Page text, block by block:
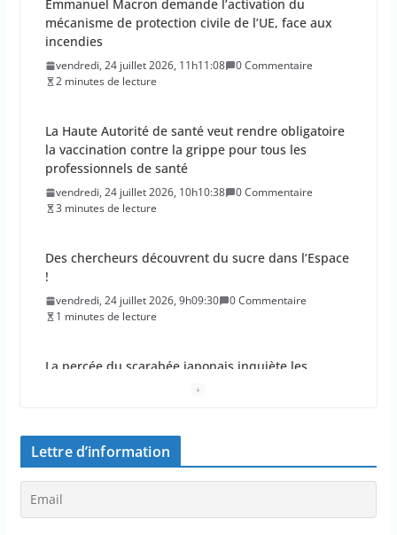
vendredi, 24 juillet 2026, 11h11:08
0 Commentaire
2 minutes de lecture
La Haute Autorité de santé veut rendre obligatoire
professionnels de santé
vendredi, 24 juillet 2026, 10h10:38
0 Commentaire
3 minutes de lecture
Des chercheurs découvrent du sucre dans l’Espace
vendredi, 24 juillet 2026, 9h09:30
0 Commentaire
La percée du scarabée japonais inquiète les
jeudi, 23 juillet 2026, 11h11:01
0 Commentaire
hectares en France
Lettre d’information